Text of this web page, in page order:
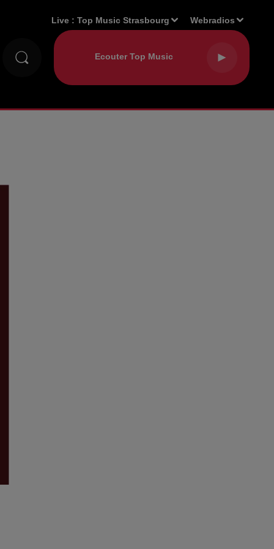
Live :Top Music Strasbourg Webradios